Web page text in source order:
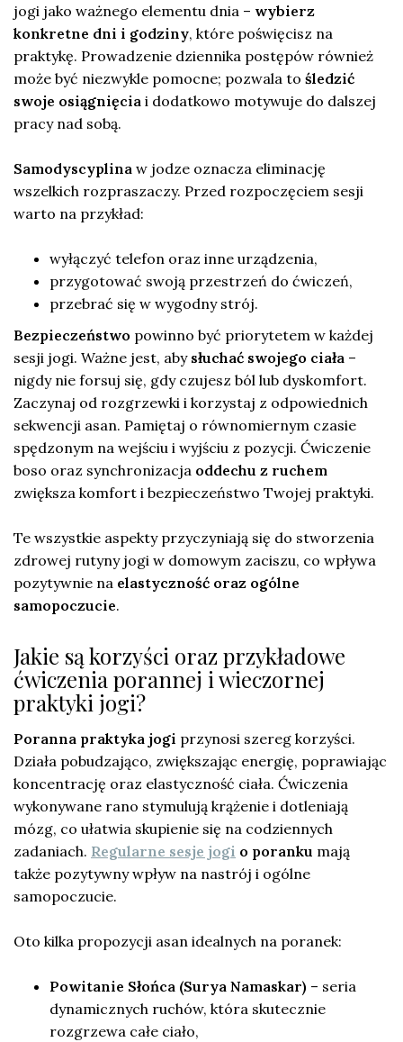
jogi jako ważnego elementu dnia – wybierz
konkretne dni i godziny, które poświęcisz na
praktykę. Prowadzenie dziennika postępów również
może być niezwykle pomocne; pozwala to śledzić
swoje osiągnięcia i dodatkowo motywuje do dalszej
pracy nad sobą.
Samodyscyplina w jodze oznacza eliminację
wszelkich rozpraszaczy. Przed rozpoczęciem sesji
warto na przykład:
wyłączyć telefon oraz inne urządzenia,
przygotować swoją przestrzeń do ćwiczeń,
przebrać się w wygodny strój.
Bezpieczeństwo powinno być priorytetem w każdej
sesji jogi. Ważne jest, aby słuchać swojego ciała –
nigdy nie forsuj się, gdy czujesz ból lub dyskomfort.
Zaczynaj od rozgrzewki i korzystaj z odpowiednich
sekwencji asan. Pamiętaj o równomiernym czasie
spędzonym na wejściu i wyjściu z pozycji. Ćwiczenie
boso oraz synchronizacja oddechu z ruchem
zwiększa komfort i bezpieczeństwo Twojej praktyki.
Te wszystkie aspekty przyczyniają się do stworzenia
zdrowej rutyny jogi w domowym zaciszu, co wpływa
pozytywnie na elastyczność oraz ogólne
samopoczucie.
Jakie są korzyści oraz przykładowe
ćwiczenia porannej i wieczornej
praktyki jogi?
Poranna praktyka jogi przynosi szereg korzyści.
Działa pobudzająco, zwiększając energię, poprawiając
koncentrację oraz elastyczność ciała. Ćwiczenia
wykonywane rano stymulują krążenie i dotleniają
mózg, co ułatwia skupienie się na codziennych
zadaniach. Regularne sesje jogi o poranku mają
także pozytywny wpływ na nastrój i ogólne
samopoczucie.
Oto kilka propozycji asan idealnych na poranek:
Powitanie Słońca (Surya Namaskar) – seria
dynamicznych ruchów, która skutecznie
rozgrzewa całe ciało,